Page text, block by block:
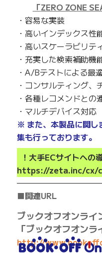
「ZERO ZONE
・容易な実装
・高いインデックス性
・高いスケーラビリテ
・充実した検索補助機
・A/Bテストによる最
・コンサルティング、
・各種レコメンドとの
・マルチデバイス対
※ また、本製品に関し
集も行っております。
！大手ECサイトへ
https://zeta.inc/cx/
■関連URL
ブックオフオンライ
「ブックオフオンラ
http://